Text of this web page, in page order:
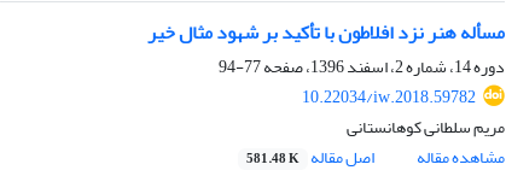
مسأله هنر نزد افلاطون با تأکید بر شهود مثال خیر
دوره 14، شماره 2، اسفند 1396، صفحه
77-94
10.22034/iw.2018.59782
مریم سلطانی کوهانستانی
مشاهده مقاله
اصل مقاله 581.48 K